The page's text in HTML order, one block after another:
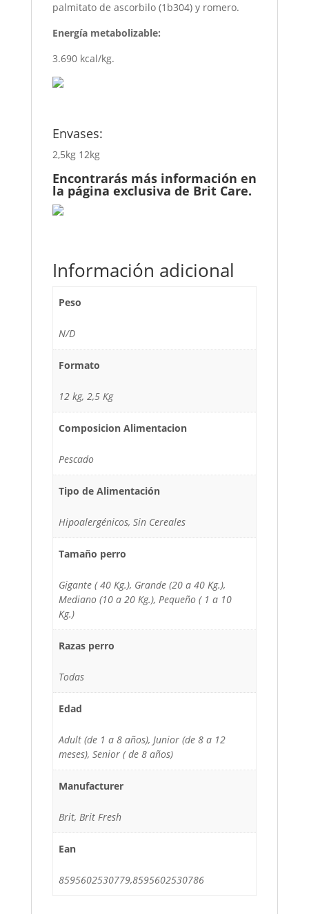
palmitato de ascorbilo (1b304) y romero.
Energía metabolizable:
3.690 kcal/kg.
Envases:
2,5kg 12kg
Encontrarás más información en
la página exclusiva de Brit Care.
Información adicional
Peso
N/D
Formato
12 kg, 2,5 Kg
Composicion Alimentacion
Pescado
Tipo de Alimentación
Hipoalergénicos, Sin Cereales
Tamaño perro
Gigante ( 40 Kg.), Grande (20 a 40 Kg.),
Mediano (10 a 20 Kg.), Pequeño ( 1 a 10
Kg.)
Razas perro
Todas
Edad
Adult (de 1 a 8 años), Junior (de 8 a 12
meses), Senior ( de 8 años)
Manufacturer
Brit, Brit Fresh
Ean
8595602530779,8595602530786